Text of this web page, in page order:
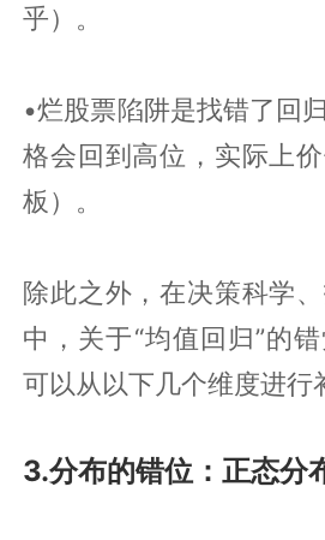
乎）。
•烂股票陷阱是找错了回
格会回到高位，实际上
板）。
除此之外，在决策科学
中，关于“均值回归”的
可以从以下几个维度进行
3.分布的错位：正态分